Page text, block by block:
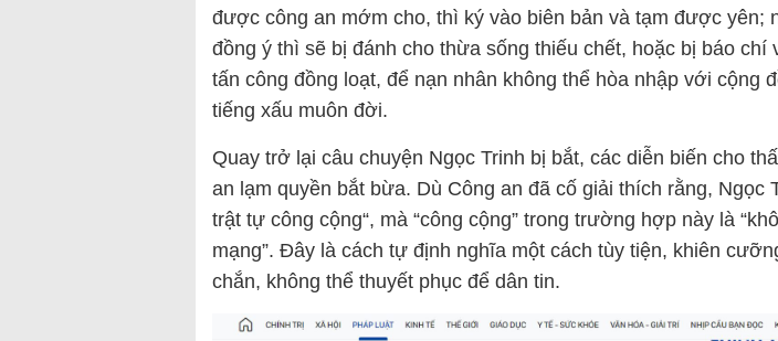
được công an mớm cho, thì ký vào biên bản và tạm được yên;
đồng ý thì sẽ bị đánh cho thừa sống thiếu chết, hoặc bị báo chí
tấn công đồng loạt, để nạn nhân không thể hòa nhập với cộng
tiếng xấu muôn đời.
Quay trở lại câu chuyện Ngọc Trinh bị bắt, các diễn biến cho
an lạm quyền bắt bừa. Dù Công an đã cố giải thích rằng, Ngọc
trật tự công cộng“, mà “công cộng” trong trường hợp này là
mạng”. Đây là cách tự định nghĩa một cách tùy tiện, khiên
chắn, không thể thuyết phục để dân tin.